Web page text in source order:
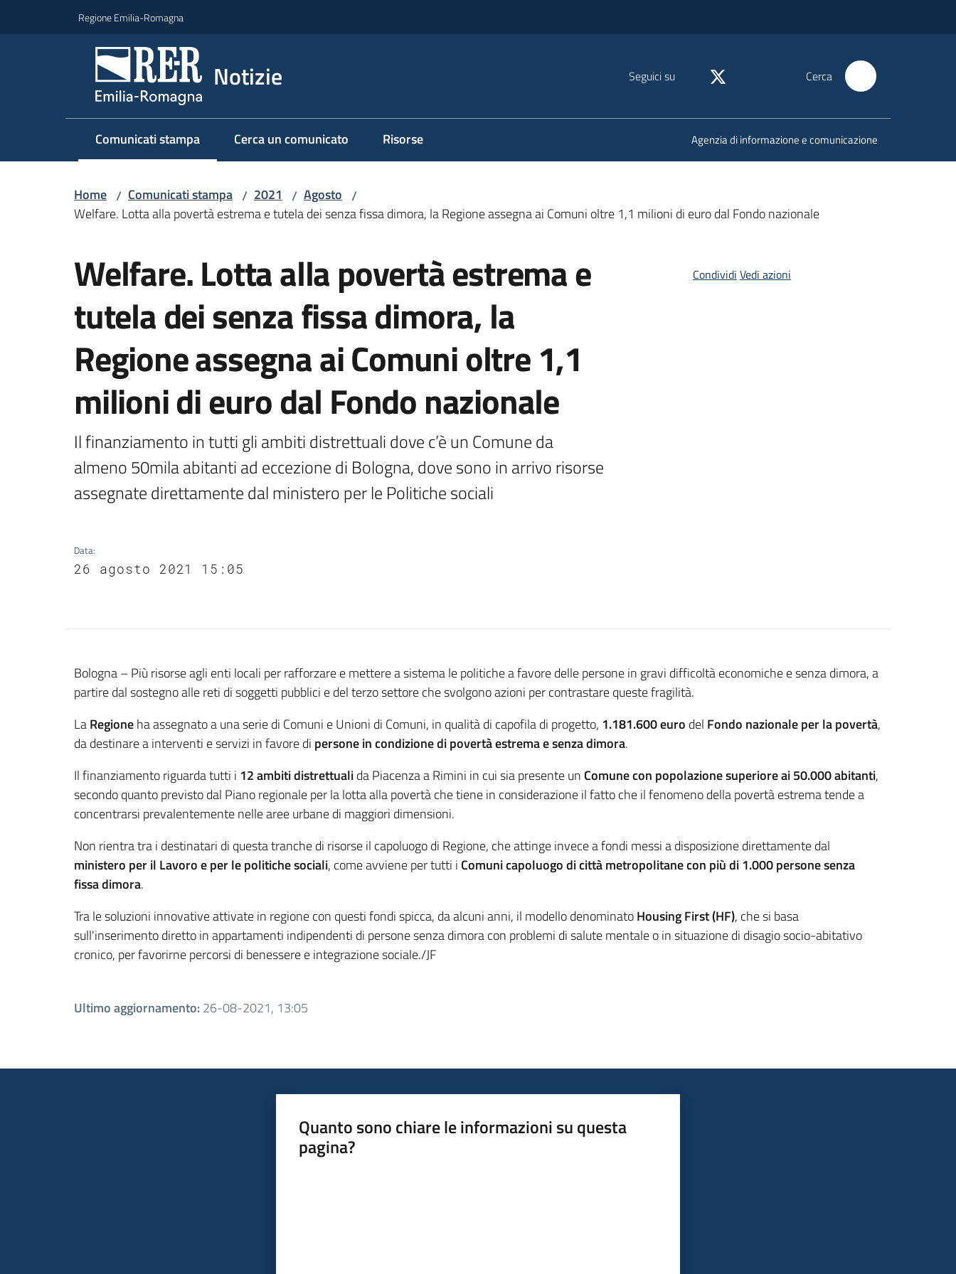
Regione Emilia-Romagna
Notizie Seguici su Cerca
Comunicati stampa
Menu selezionato Cerca un comunicato Risorse Agenzia di informazione e comunicazione
Home / Comunicati stampa / 2021 / Agosto /
Welfare. Lotta alla povertà estrema e tutela dei senza fissa dimora, la Regione assegna ai Comuni oltre 1,1 milioni di euro dal Fondo nazionale
Welfare. Lotta alla povertà estrema e
tutela dei senza fissa dimora, la
Regione assegna ai Comuni oltre 1,1
milioni di euro dal Fondo nazionale
Il finanziamento in tutti gli ambiti distrettuali dove c’è un Comune da
almeno 50mila abitanti ad eccezione di Bologna, dove sono in arrivo risorse
assegnate direttamente dal ministero per le Politiche sociali
Data:
26 agosto 2021 15:05
Condividi Vedi azioni
Contenuto
Bologna – Più risorse agli enti locali per rafforzare e mettere a sistema le politiche a favore delle persone in gravi difficoltà economiche e senza dimora, a
partire dal sostegno alle reti di soggetti pubblici e del terzo settore che svolgono azioni per contrastare queste fragilità.
LaRegioneha assegnato a una serie di Comuni e Unioni di Comuni, in qualità di capofila di progetto, 1.181.600 euro del Fondo nazionale per la povertà,
da destinare a interventi e servizi in favore di persone in condizione di povertà estrema e senza dimora.
Il finanziamento riguarda tutti i 12 ambiti distrettualida Piacenza a Rimini in cui sia presente un Comune con popolazione superiore ai 50.000 abitanti,
secondo quanto previsto dal Piano regionale per la lotta alla povertà che tiene in considerazione il fatto che il fenomeno della povertà estrema tende a
concentrarsi prevalentemente nelle aree urbane di maggiori dimensioni.
Non rientra tra i destinatari di questa tranche di risorse il capoluogo di Regione, che attinge invece a fondi messi a disposizione direttamente dal
ministero per il Lavoro e per le politiche sociali, come avviene per tutti i Comuni capoluogo di città metropolitane con più di 1.000 persone senza
fissa dimora.
Tra le soluzioni innovative attivate in regione con questi fondi spicca, da alcuni anni, il modello denominatoHousing First (HF), che si basa
sull'inserimento diretto in appartamenti indipendenti di persone senza dimora con problemi di salute mentale o in situazione di disagio socio-abitativo
cronico, per favorirne percorsi di benessere e integrazione sociale./JF
Ultimo aggiornamento:26-08-2021, 13:05
Quanto sono chiare le informazioni su questa
pagina?